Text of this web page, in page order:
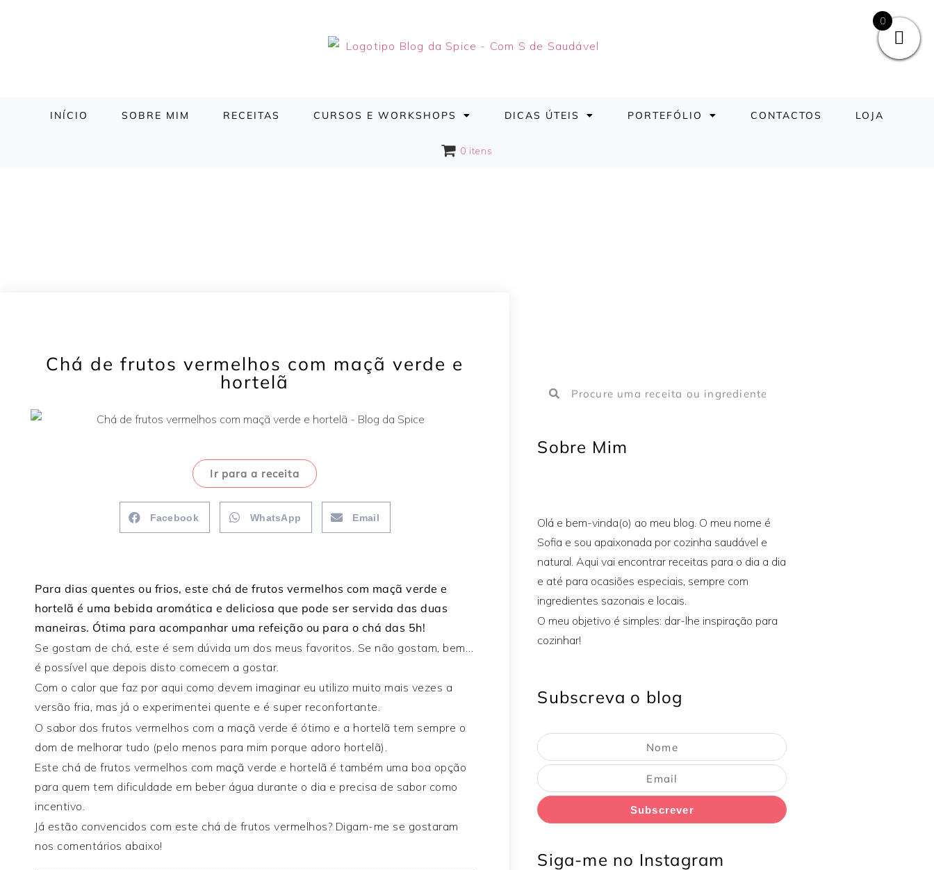
INÍCIO SOBRE MIM RECEITAS CURSOS E WORKSHOPS DICAS ÚTEIS PORTEFÓLIO CONTACTOS LOJA
0 itens
Chá de frutos vermelhos com maçã verde e
hortelã
Ir para a receita
Facebook WhatsApp Email
Para dias quentes ou frios, este chá de frutos vermelhos com maçã verde e
hortelã é uma bebida aromática e deliciosa que pode ser servida das duas
maneiras. Ótima para acompanhar uma refeição ou para o chá das 5h!
Se gostam de chá, este é sem dúvida um dos meus favoritos. Se não gostam, bem…
é possível que depois disto comecem a gostar.
Com o calor que faz por aqui como devem imaginar eu utilizo muito mais vezes a
versão fria, mas já o experimentei quente e é super reconfortante.
O sabor dos frutos vermelhos com a maçã verde é ótimo e a hortelã tem sempre o
dom de melhorar tudo (pelo menos para mim porque adoro hortelã).
Este chá de frutos vermelhos com maçã verde e hortelã é também uma boa opção
para quem tem dificuldade em beber água durante o dia e precisa de sabor como
incentivo.
Já estão convencidos com este chá de frutos vermelhos? Digam-me se gostaram
nos comentários abaixo!
Sobre Mim
Olá e bem-vinda(o) ao meu blog. O meu nome é
Sofia e sou apaixonada por cozinha saudável e
natural. Aqui vai encontrar receitas para o dia a dia
e até para ocasiões especiais, sempre com
ingredientes sazonais e locais.
O meu objetivo é simples: dar-lhe inspiração para
cozinhar!
Subscreva o blog
Subscrever
Siga-me no Instagram
0